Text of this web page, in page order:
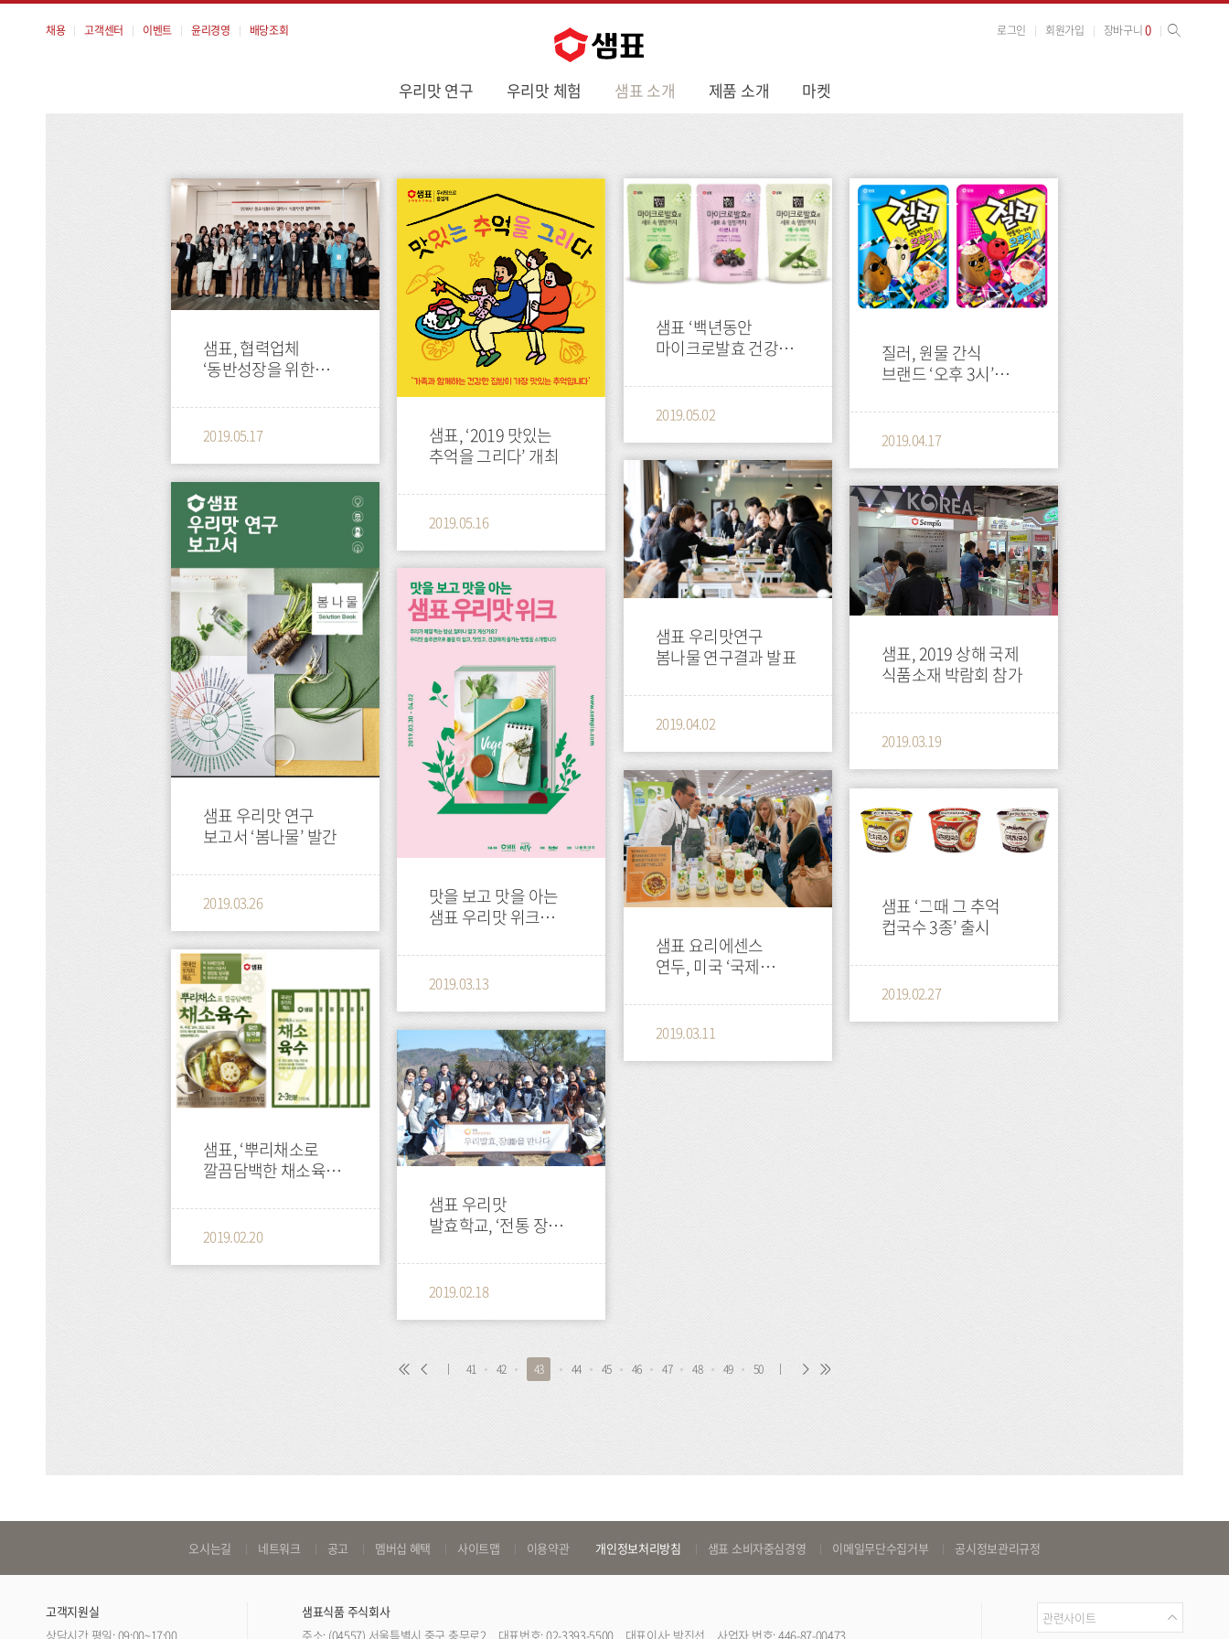
뉴
우리맛 연구 우리맛 체험 샘표 소개 제품 소개 마켓
채용 고객센터 이벤트 윤리경영 배당조회 로그인 회원가입 장바구니0 사이트 검색
press
샘표, 협력업체
‘동반성장을 위한
2019.05.17
press
샘표, ‘2019 맛있는
추억을 그리다’ 개최
2019.05.16
press
샘표 ‘백년동안
마이크로발효 건강즙’
2019.05.02
press
질러, 원물 간식
브랜드 ‘오후 3시’
2019.04.17
샘표 우리맛연구
봄나물 연구결과 발표
2019.04.02
샘표 우리맛 연구
보고서 ‘봄나물’ 발간
2019.03.26
press
샘표, 2019 상해 국제
식품소재 박람회 참가
2019.03.19
press
맛을 보고 맛을 아는
샘표 우리맛 위크
2019.03.13
press
샘표 요리에센스
연두, 미국 ‘국제
참가
2019.03.11
press
샘표 ‘그때 그 추억
컵국수 3종’ 출시
2019.02.27
press
샘표, ‘뿌리채소로
깔끔담백한 채소육수’
2019.02.20
press
샘표 우리맛
발효학교, ‘전통 장
2019.02.18
처
음
41 42 43 44 45 46 47 48 49 50
로
기
오시는길 네트워크 공고 멤버십 혜택 사이트맵 이용약관 개인정보처리방침 샘표 소비자중심경영 이메일무단수집거부 공시정보관리규정
관
관련사이트
고객지원실
상담시간 평일: 09:00~17:00
샘표식품 주식회사
주소: (04557) 서울특별시 중구 충무로2
대표번호: 02-3393-5500 대표이사: 박진선 사업자 번호: 446-87-00473